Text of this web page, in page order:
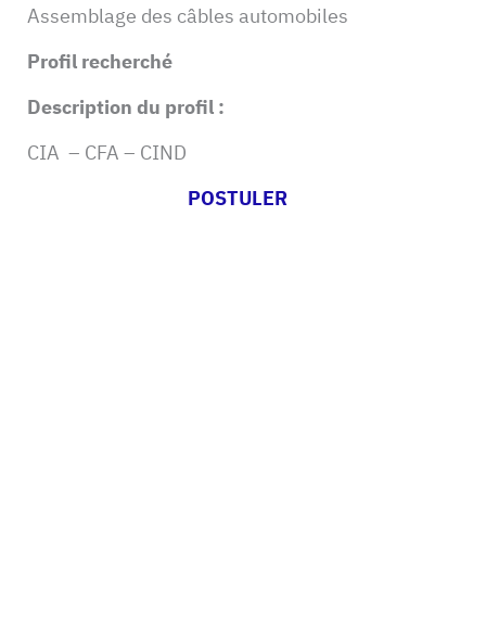
Assemblage des câbles automobiles
Profil recherché
Description du profil :
CIA – CFA – CIND
POSTULER